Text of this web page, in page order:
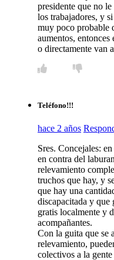
presidente que no
los trabajadores, y
muy poco probable
aumentos, entonces
o directamente van
Teléfono!!!
hace 2 años
Sres. Concejales:
en contra del
relevamiento
truchos que hay, y
que hay una
discapacitada y
gratis localmente y
acompañantes.
Con la guita que se
relevamiento,
colectivos a la